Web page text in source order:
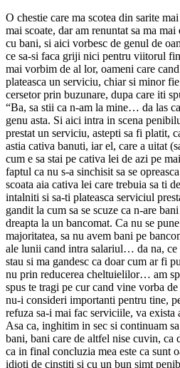
O chestie care ma scotea din sarite
mai scoate, dar am renuntat sa ma
cu bani, si aici vorbesc de genul de
ce sa-si faca griji nici pentru viitorul
mai vorbim de al lor, oameni care
plateasca un serviciu, chiar si minor
cersetor prin buzunare, dupa care iti
“Ba, sa stii ca n-am la mine… da las
genu asta. Si aici intra in scena
prestat un serviciu, astepti sa fi platit,
astia cativa banuti, iar el, care a uitat
cum e sa stai pe cativa lei de azi pe
faptul ca nu s-a sinchisit sa se
scoata aia cativa lei care trebuia sa ti
intalniti si sa-ti plateasca serviciul
gandit la cum sa se scuze ca n-are
dreapta la un bancomat. Ca nu se
majoritatea, sa nu avem bani pe
ale lunii cand intra salariul… da na, ce
stau si ma gandesc ca doar cum ar fi
nu prin reducerea cheltuielilor… am
spus te tragi pe cur cand vine vorba
nu-i consideri importanti pentru tine,
refuza sa-i mai fac serviciile, va exista
Asa ca, inghitim in sec si continuam
bani, bani care de altfel nise cuvin, ca
ca in final concluzia mea este ca sunt
idioti de cinstiti si cu un bun simt